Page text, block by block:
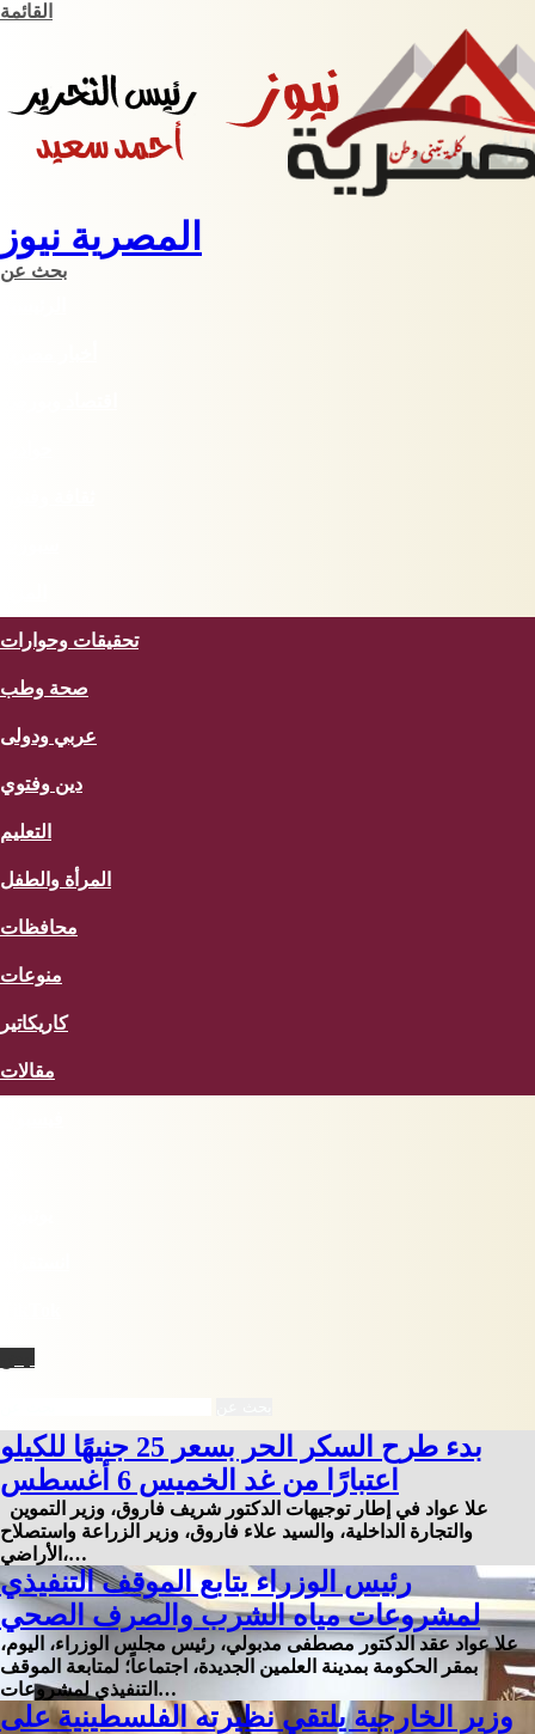
القائمة
المصرية نيوز
بحث عن
تحقيقات وحوارات
صحة وطب
عربي ودولى
دين وفتوي
التعليم
المرأة والطفل
محافظات
منوعات
كاريكاتير
مقالات
بدء طرح السكر الحر بسعر 25 جنيهًا للكيلو
اعتبارًا من غد الخميس 6 أغسطس
والتجارة الداخلية، والسيد علاء فاروق، وزير الزراعة واستصلاح
الأراضي،…
رئيس الوزراء يتابع الموقف التنفيذي
لمشروعات مياه الشرب والصرف الصحي
علا عواد عقد الدكتور مصطفى مدبولي، رئيس مجلس الوزراء، اليوم،
بمقر الحكومة بمدينة العلمين الجديدة، اجتماعاً؛ لمتابعة الموقف
التنفيذي لمشروعات…
وزير الخارجية يلتقي نظيرته الفلسطينية على